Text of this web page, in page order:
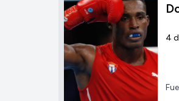
4